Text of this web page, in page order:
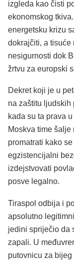
izgleda kao čisti
ekonomskog
energetsku krizu
dokrajčiti, a
nesigurnosti dok
žrtvu za europski
Dekret koji je u
na zaštitu ljudskih
kada su ta prava
Moskva time
promatrati kako
egzistencijalni
izdejstvovati
posve legalno.
Tiraspol odbija i
apsolutno
jedini spriječio da
zapali. U
putovnicu za